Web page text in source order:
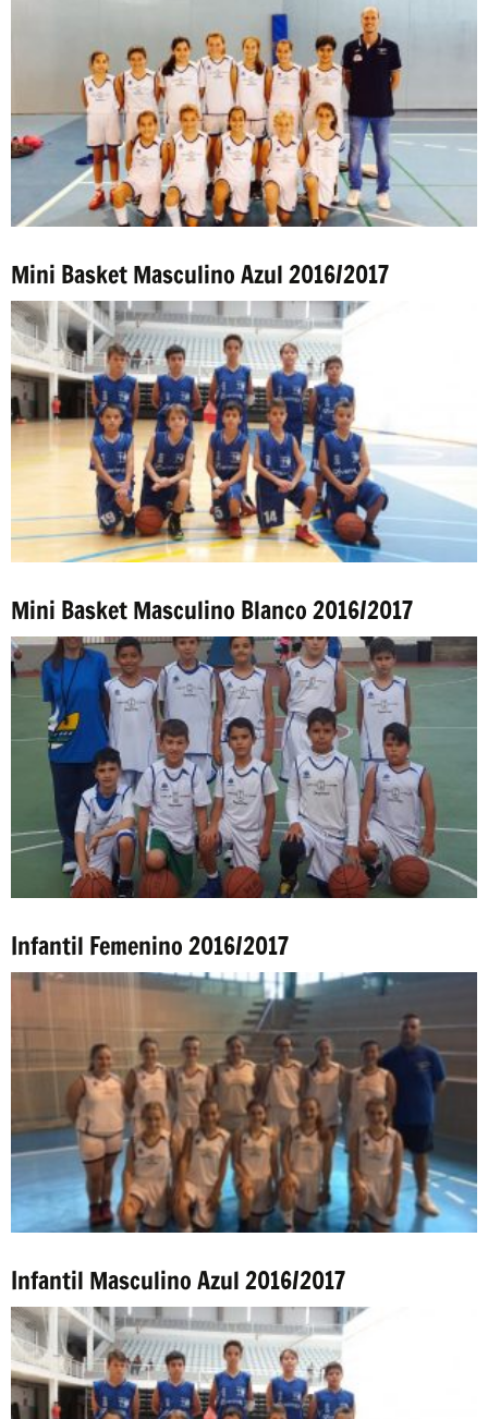
Mini Basket Masculino Azul 2016/2017
Mini Basket Masculino Blanco 2016/2017
Infantil Femenino 2016/2017
Infantil Masculino Azul 2016/2017